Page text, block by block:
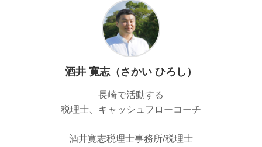
酒井 寛志（さかい ひろし）
長崎で活動する
税理士、キャッシュフローコーチ
酒井寛志税理士事務所/税理士